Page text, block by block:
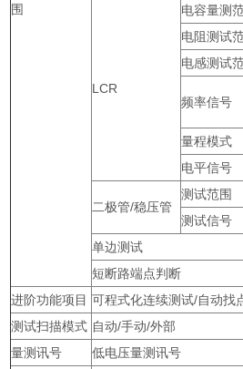
围
LCR
电容量测
电阻测试
电感测试
频率信号
量程模式
电平信号
二极管/稳压管
测试范围
测试信号
单边测试
短断路端点判断
进阶功能项目 可程式化连续测试/自动找
测试扫描模式 自动/手动/外部
量测讯号
低电压量测讯号